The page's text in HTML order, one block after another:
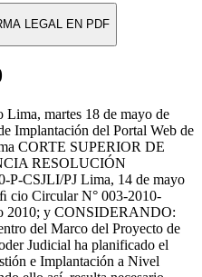
LEGAL EN PDF
martes 18 de mayo de
Implantación del Portal Web de
CORTE SUPERIOR DE
RESOLUCIÓN
CSJLI/PJ Lima, 14 de mayo
cio Circular N° 003-2010-
2010; y CONSIDERANDO:
del Marco del Proyecto de
Judicial ha planificado el
e Implantación a Nivel